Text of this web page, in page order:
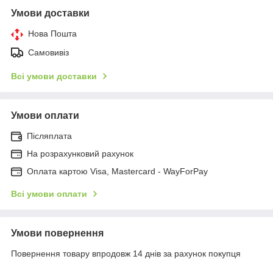
Умови доставки
Нова Пошта
Самовивіз
Всі умови доставки
Умови оплати
Післяплата
На розрахунковий рахунок
Оплата картою Visa, Mastercard - WayForPay
Всі умови оплати
Умови повернення
Повернення товару впродовж 14 днів за рахунок покупця